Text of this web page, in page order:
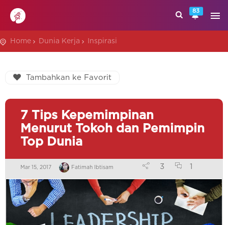
83
Home Dunia Kerja Inspirasi
Tambahkan ke Favorit
7 Tips Kepemimpinan
Menurut Tokoh dan Pemimpin
Top Dunia
Mar 15, 2017 Fatimah Ibtisam 3 1